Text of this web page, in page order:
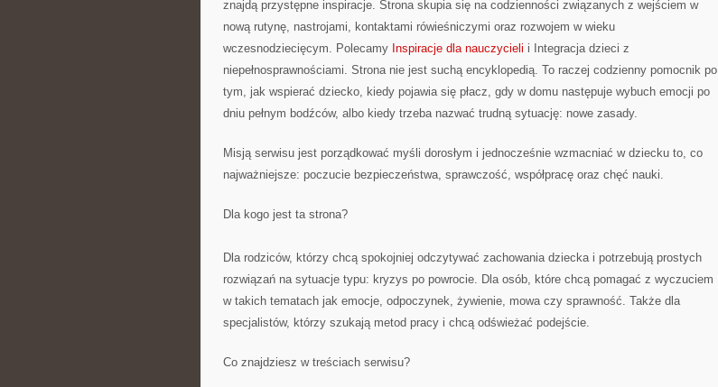
znajdą przystępne inspiracje. Strona skupia się na codzienności związanych z wejściem w
nową rutynę, nastrojami, kontaktami rówieśniczymi oraz rozwojem w wieku
wczesnodziecięcym. Polecamy Inspiracje dla nauczycieli i Integracja dzieci z
niepełnosprawnościami. Strona nie jest suchą encyklopedią. To raczej codzienny pomocnik po
tym, jak wspierać dziecko, kiedy pojawia się płacz, gdy w domu następuje wybuch emocji po
dniu pełnym bodźców, albo kiedy trzeba nazwać trudną sytuację: nowe zasady.
Misją serwisu jest porządkować myśli dorosłym i jednocześnie wzmacniać w dziecku to, co
najważniejsze: poczucie bezpieczeństwa, sprawczość, współpracę oraz chęć nauki.
Dla kogo jest ta strona?
Dla rodziców, którzy chcą spokojniej odczytywać zachowania dziecka i potrzebują prostych
rozwiązań na sytuacje typu: kryzys po powrocie. Dla osób, które chcą pomagać z wyczuciem
w takich tematach jak emocje, odpoczynek, żywienie, mowa czy sprawność. Także dla
specjalistów, którzy szukają metod pracy i chcą odświeżać podejście.
Co znajdziesz w treściach serwisu?